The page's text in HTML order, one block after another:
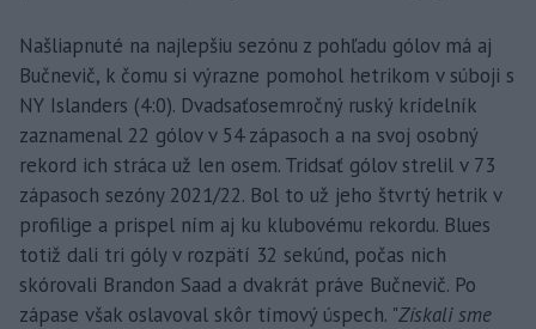
Našliapnuté na najlepšiu sezónu z pohľadu gólov má aj
Bučnevič, k čomu si výrazne pomohol hetrikom v súboji s
NY Islanders (4:0). Dvadsaťosemročný ruský krídelník
zaznamenal 22 gólov v 54 zápasoch a na svoj osobný
rekord ich stráca už len osem. Tridsať gólov strelil v 73
zápasoch sezóny 2021/22. Bol to už jeho štvrtý hetrik v
profilige a prispel ním aj ku klubovému rekordu. Blues
totiž dali tri góly v rozpätí 32 sekúnd, počas nich
skórovali Brandon Saad a dvakrát práve Bučnevič. Po
zápase však oslavoval skôr tímový úspech. "Získali sme